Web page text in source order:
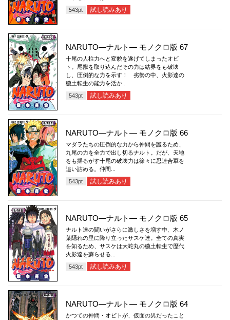
543pt 試し読みあり
NARUTO―ナルト― モノクロ版 67
十尾の人柱力へと変貌を遂げてしまったオビ
ト。尾獣を取り込んだその力は結界をも破壊
し、圧倒的な力を示す！ 劣勢の中、火影達の
穢土転生の能力を活か...
543pt 試し読みあり
NARUTO―ナルト― モノクロ版 66
マダラたちの圧倒的な力から仲間を護るため、
九尾の力を全力で出し切るナルト。だが、天地
をも揺るがす十尾の破壊力は徐々に忍連合軍を
追い詰める。仲間...
543pt 試し読みあり
NARUTO―ナルト― モノクロ版 65
ナルト達の闘いがさらに激しさを増す中、木ノ
葉隠れの里に降り立ったサスケ達。全ての真実
を知るため、サスケは大蛇丸の穢土転生で歴代
火影達を蘇らせる...
543pt 試し読みあり
NARUTO―ナルト― モノクロ版 64
かつての仲間・オビトが、仮面の男だったこと